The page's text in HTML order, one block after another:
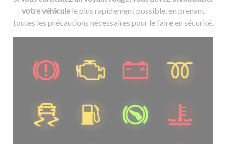
votre véhiculele plus rapidement possible, en prenant
toutes les précautions nécessaires pour le faire en sécurité.